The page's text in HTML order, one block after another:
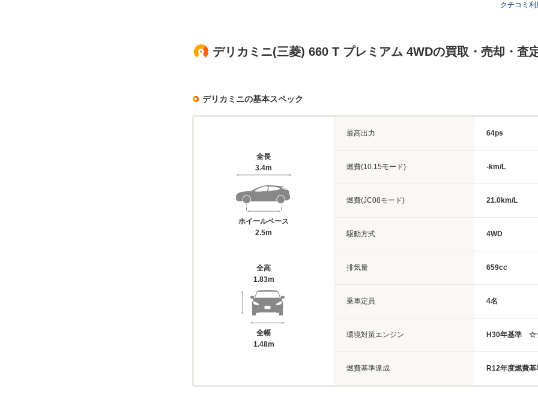
クチコミ
デリカミニ(三菱) 660 T プレミアム 4WDの買取・売却・査
デリカミニの基本スペック
全長
3.4m
ホイールベース
2.5m
全高
1.83m
全幅
1.48m
最高出力 64ps
燃費(10.15モード) -km/L
燃費(JC08モード) 21.0km/L
駆動方式 4WD
排気量 659cc
乗車定員 4名
環境対策エンジン H30年基準
燃費基準達成 R12年度燃費